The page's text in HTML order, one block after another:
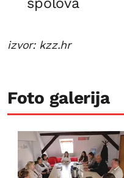
izvor: kzz.hr
Foto galerija